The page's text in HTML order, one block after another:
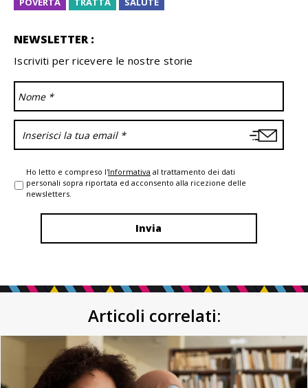
NEWSLETTER :
Iscriviti per ricevere le nostre storie
Ho letto e compreso l'Informativa al trattamento dei dati
personali sopra riportata ed acconsento alla ricezione delle
newsletters.
Articoli correlati: